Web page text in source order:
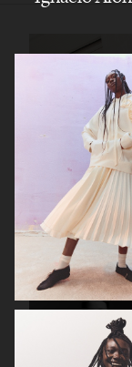
ELLE SWEDEN